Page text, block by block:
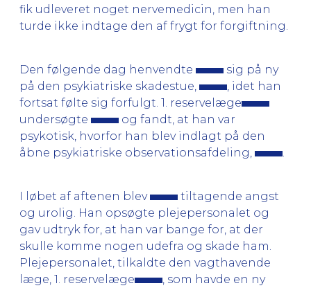
fik udleveret noget nervemedicin, men han
turde ikke indtage den af frygt for forgiftning.
Den følgende dag henvendte
sig på ny
på den psykiatriske skadestue,
, idet han
fortsat følte sig forfulgt. 1. reservelæge
undersøgte
og fandt, at han var
psykotisk, hvorfor han blev indlagt på den
åbne psykiatriske observationsafdeling,
I løbet af aftenen blev
tiltagende angst
og urolig. Han opsøgte plejepersonalet og
gav udtryk for, at han var bange for, at der
skulle komme nogen udefra og skade ham.
Plejepersonalet, tilkaldte den vagthavende
læge, 1. reservelæge
, som havde en ny